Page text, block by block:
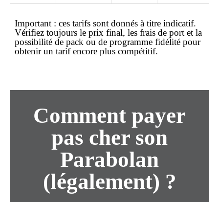
Important : ces tarifs sont donnés à titre indicatif.
Vérifiez toujours le prix final, les frais de port et la
possibilité de pack ou de programme fidélité pour
obtenir un tarif encore plus compétitif.
Comment payer
pas cher son
Parabolan
(légalement) ?